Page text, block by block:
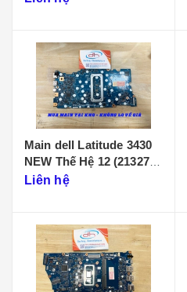
Main dell Latitude 3430
NEW Thế Hệ 12 (213274-
1)
Liên hệ